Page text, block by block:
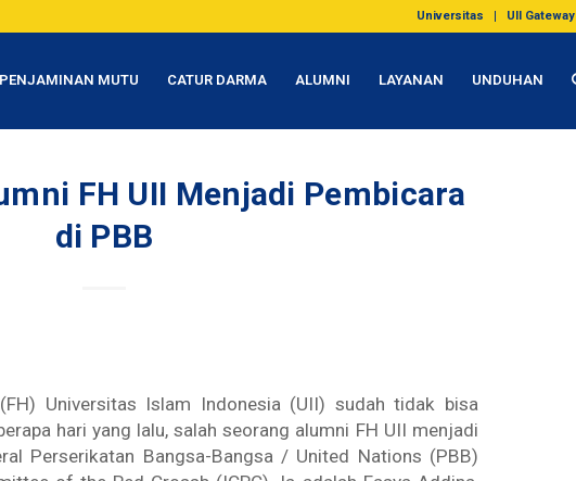
Universitas UII Gateway
PENJAMINAN MUTU CATUR DARMA ALUMNI LAYANAN UNDUHAN
FH UII Menjadi Pembicara
di PBB
Universitas Islam Indonesia (UII) sudah tidak bisa
hari yang lalu, salah seorang alumni FH UII menjadi
Perserikatan Bangsa-Bangsa / United Nations (PBB)